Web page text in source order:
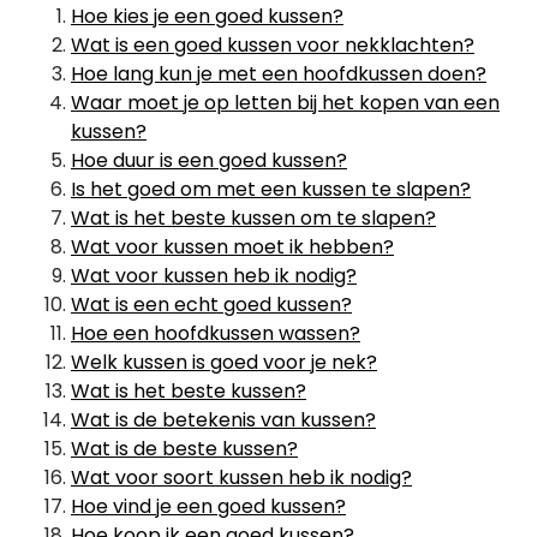
Hoe kies je een goed kussen?
Wat is een goed kussen voor nekklachten?
Hoe lang kun je met een hoofdkussen doen?
Waar moet je op letten bij het kopen van een
kussen?
Hoe duur is een goed kussen?
Is het goed om met een kussen te slapen?
Wat is het beste kussen om te slapen?
Wat voor kussen moet ik hebben?
Wat voor kussen heb ik nodig?
Wat is een echt goed kussen?
Hoe een hoofdkussen wassen?
Welk kussen is goed voor je nek?
Wat is het beste kussen?
Wat is de betekenis van kussen?
Wat is de beste kussen?
Wat voor soort kussen heb ik nodig?
Hoe vind je een goed kussen?